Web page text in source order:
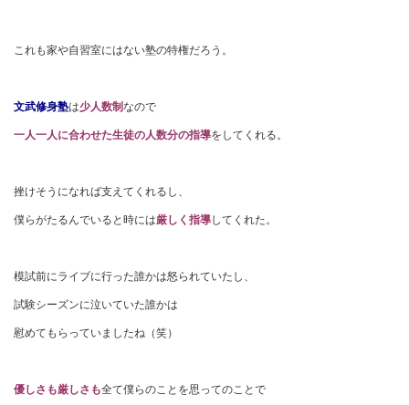
これも家や自習室にはない塾の特権だろう。
文武修身塾は少人数制なので
一人一人に合わせた生徒の人数分の指導をしてくれる。
挫けそうになれば支えてくれるし、
僕らがたるんでいると時には厳しく指導してくれた。
模試前にライブに行った誰かは怒られていたし、
試験シーズンに泣いていた誰かは
慰めてもらっていましたね（笑）
優しさも厳しさも全て僕らのことを思ってのことで